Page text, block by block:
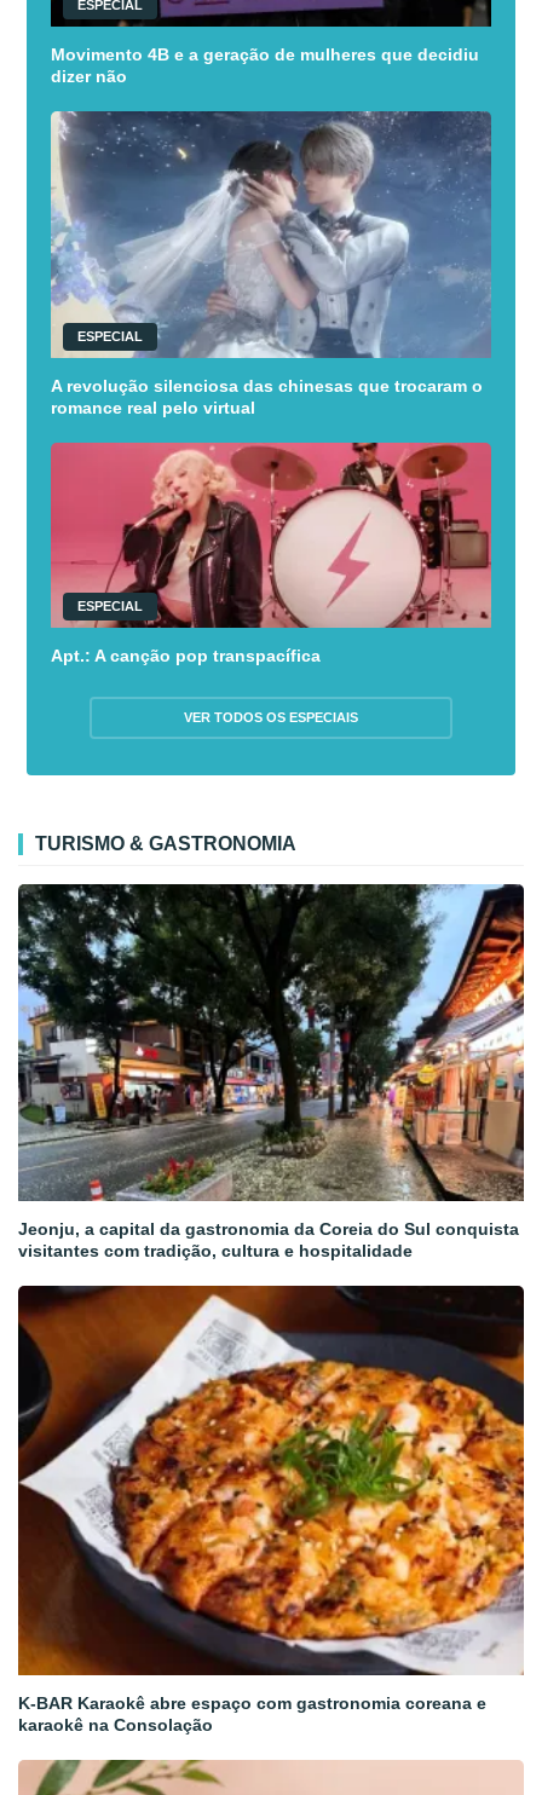
ESPECIAL
Movimento 4B e a geração de mulheres que decidiu
dizer não
ESPECIAL
A revolução silenciosa das chinesas que trocaram o
romance real pelo virtual
ESPECIAL
Apt.: A canção pop transpacífica
VER TODOS OS ESPECIAIS
TURISMO & GASTRONOMIA
Jeonju, a capital da gastronomia da Coreia do Sul conquista
visitantes com tradição, cultura e hospitalidade
K-BAR Karaokê abre espaço com gastronomia coreana e
karaokê na Consolação